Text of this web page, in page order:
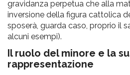
gravidanza perpetua che alla
inversione della figura cattolica
sposerà, guarda caso, proprio il
alcuni esempi).
Il ruolo del minore e la
rappresentazione